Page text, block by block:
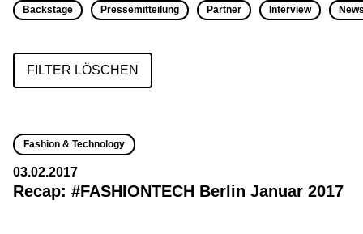
Backstage Pressemitteilung Partner Interview
FILTER LÖSCHEN
Fashion & Technology
03.02.2017
Recap: #FASHIONTECH Berlin Januar 2017